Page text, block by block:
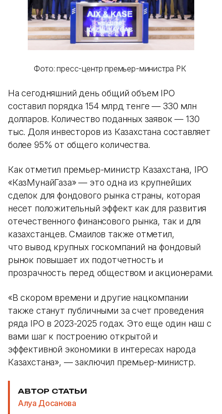
Фото: пресс-центр премьер-министра РК
На сегодняшний день общий объем IPO
составил порядка 154 млрд тенге — 330 млн
долларов. Количество поданных заявок — 130
тыс. Доля инвесторов из Казахстана составляет
более 95% от общего количества.
Как отметил премьер-министр Казахстана, IPO
«КазМунайГаза» — это одна из крупнейших
сделок для фондового рынка страны, которая
несет положительный эффект как для развития
отечественного финансового рынка, так и для
казахстанцев. Смаилов также отметил,
что вывод крупных госкомпаний на фондовый
рынок повышает их подотчетность и
прозрачность перед обществом и акционерами.
«В скором времени и другие нацкомпании
также станут публичными за счет проведения
ряда IPO в 2023-2025 годах. Это еще один наш с
вами шаг к построению открытой и
эффективной экономики в интересах народа
Казахстана», — заключил премьер-министр.
АВТОР СТАТЬИ
Алуа Досанова